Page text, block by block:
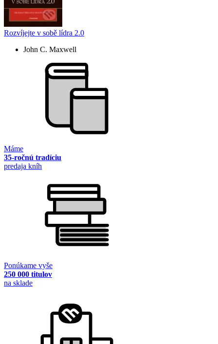
Rozvíjejte v sobě lídra 2.0
John C. Maxwell
Máme
35-ročnú tradíciu
predaja kníh
Ponúkame vyše
250 000 titulov
na sklade